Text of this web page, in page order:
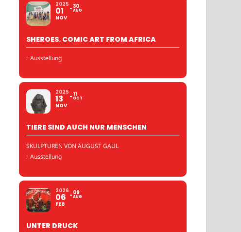
2025
01
NOV
30
AUG
SHEROES. COMIC ART FROM AFRICA
: Ausstellung
2025
13
NOV
11
OCT
TIERE SIND AUCH NUR MENSCHEN
SKULPTUREN VON AUGUST GAUL
: Ausstellung
2026
06
FEB
09
AUG
UNTER DRUCK